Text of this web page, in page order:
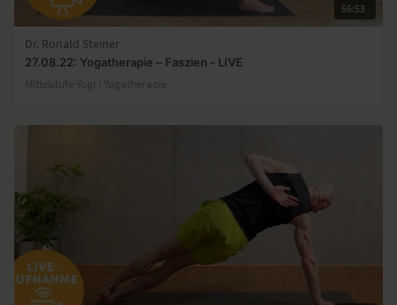
56:53
Dr. Ronald Steiner
27.08.22: Yogatherapie – Faszien - LIVE
Mittelstufe-Yogi | Yogatherapie